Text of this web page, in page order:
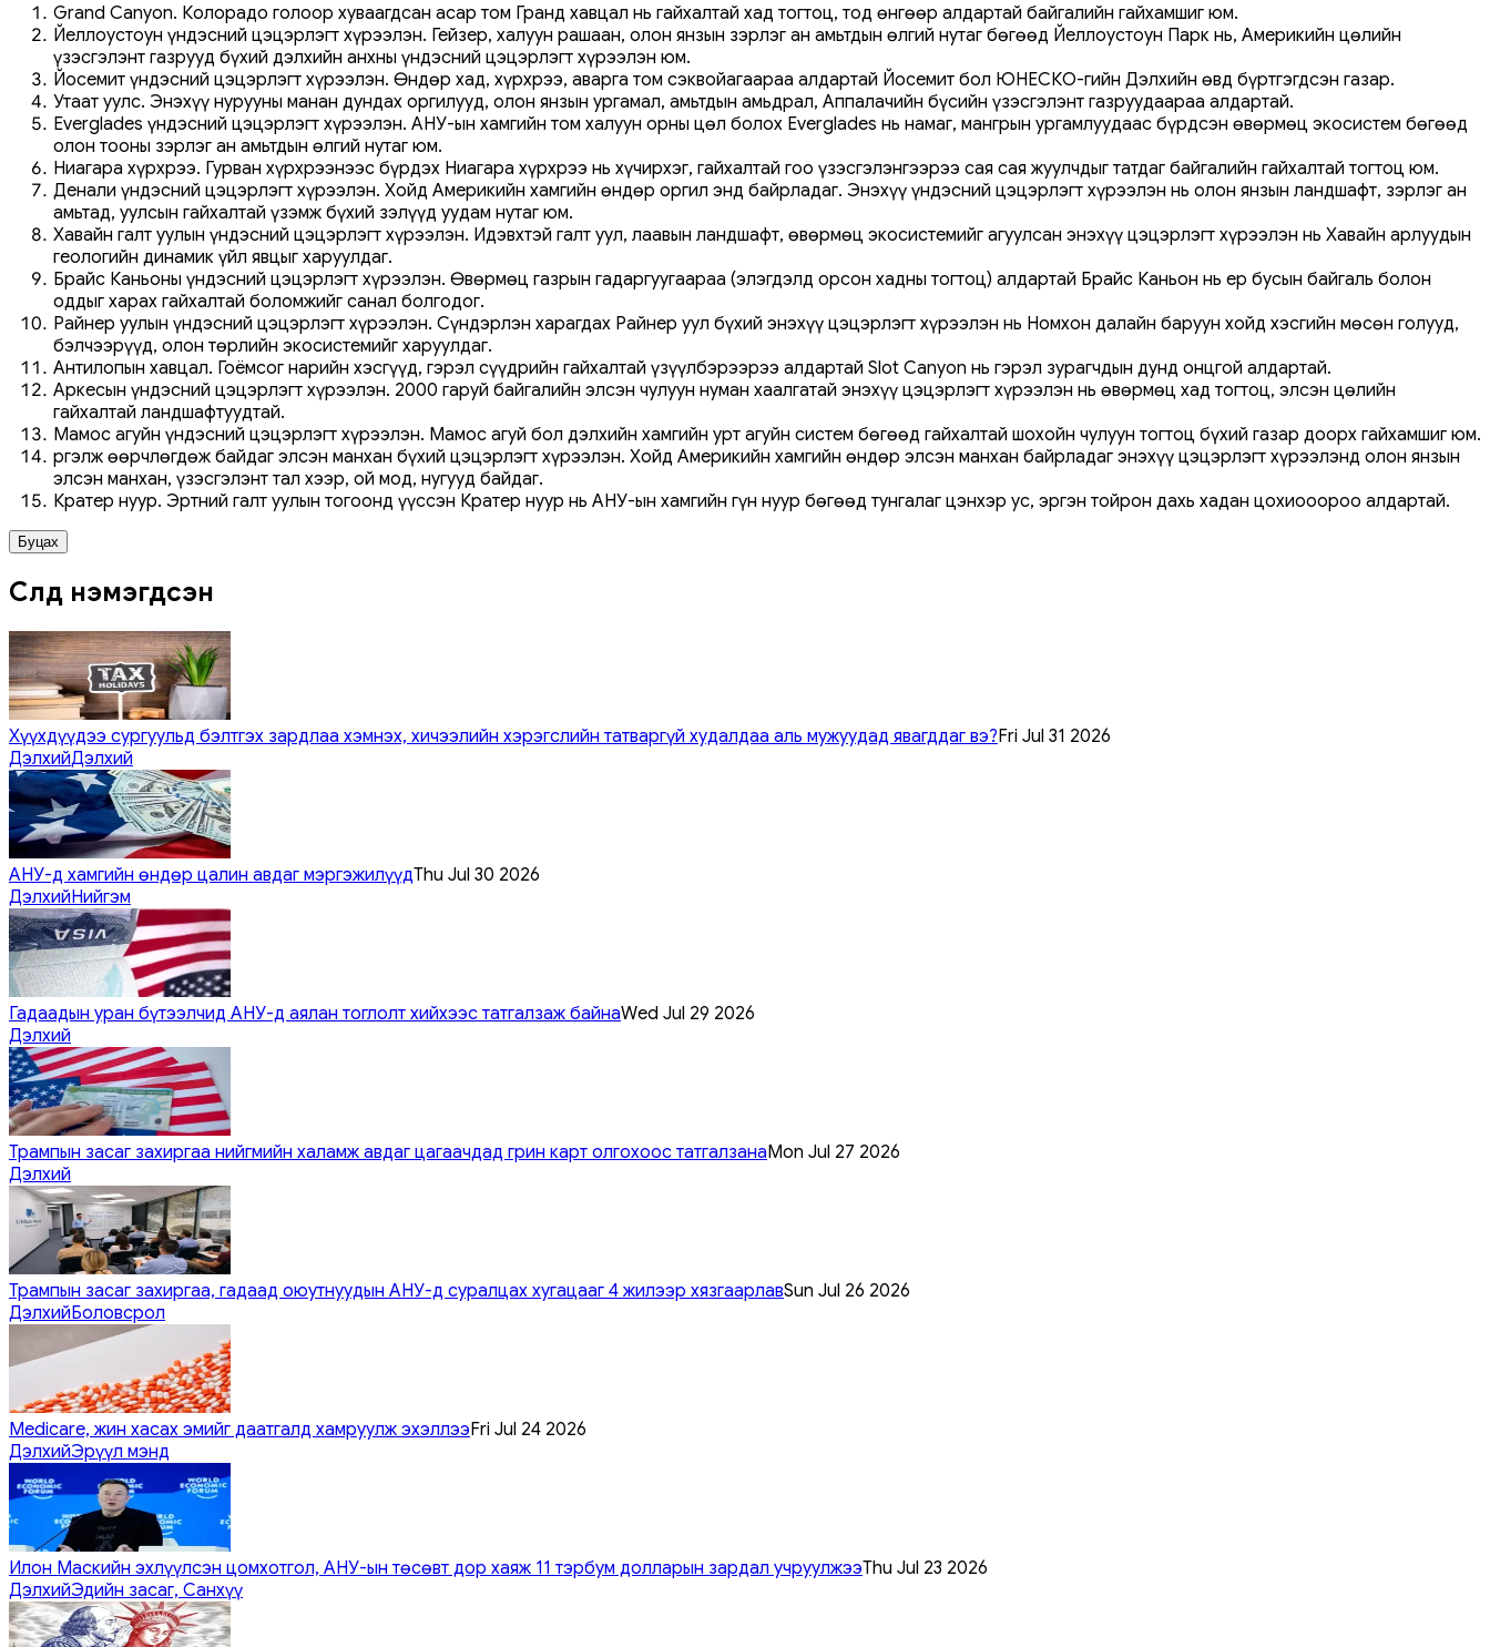
Grand Canyon. Колорадо голоор хуваагдсан асар том Гранд хавцал нь гайхалтай хад тогтоц, тод өнгөөр ​​алдартай байгалийн гайхамшиг юм.
Йеллоустоун үндэсний цэцэрлэгт хүрээлэн. Гейзер, халуун рашаан, олон янзын зэрлэг ан амьтдын өлгий нутаг бөгөөд Йеллоустоун Парк нь, Америкийн цөлийн
үзэсгэлэнт газрууд бүхий дэлхийн анхны үндэсний цэцэрлэгт хүрээлэн юм.
Йосемит үндэсний цэцэрлэгт хүрээлэн. Өндөр хад, хүрхрээ, аварга том сэквойагаараа алдартай Йосемит бол ЮНЕСКО-гийн Дэлхийн өвд бүртгэгдсэн газар.
Утаат уулс. Энэхүү нурууны манан дундах оргилууд, олон янзын ургамал, амьтдын амьдрал, Аппалачийн бүсийн үзэсгэлэнт газруудаараа алдартай.
Everglades үндэсний цэцэрлэгт хүрээлэн. АНУ-ын хамгийн том халуун орны цөл болох Everglades нь намаг, мангрын ургамлуудаас бүрдсэн өвөрмөц экосистем бөгөөд
олон тооны зэрлэг ан амьтдын өлгий нутаг юм.
Ниагара хүрхрээ. Гурван хүрхрээнээс бүрдэх Ниагара хүрхрээ нь хүчирхэг, гайхалтай гоо үзэсгэлэнгээрээ сая сая жуулчдыг татдаг байгалийн гайхалтай тогтоц юм.
Денали үндэсний цэцэрлэгт хүрээлэн. Хойд Америкийн хамгийн өндөр оргил энд байрладаг. Энэхүү үндэсний цэцэрлэгт хүрээлэн нь олон янзын ландшафт, зэрлэг ан
амьтад, уулсын гайхалтай үзэмж бүхий зэлүүд уудам нутаг юм.
Хавайн галт уулын үндэсний цэцэрлэгт хүрээлэн. Идэвхтэй галт уул, лаавын ландшафт, өвөрмөц экосистемийг агуулсан энэхүү цэцэрлэгт хүрээлэн нь Хавайн арлуудын
геологийн динамик үйл явцыг харуулдаг.
Брайс Каньоны үндэсний цэцэрлэгт хүрээлэн. Өвөрмөц газрын гадаргуугаараа (элэгдэлд орсон хадны тогтоц) алдартай Брайс Каньон нь ер бусын байгаль болон
оддыг харах гайхалтай боломжийг санал болгодог.
Райнер уулын үндэсний цэцэрлэгт хүрээлэн. Сүндэрлэн харагдах Райнер уул бүхий энэхүү цэцэрлэгт хүрээлэн нь Номхон далайн баруун хойд хэсгийн мөсөн голууд,
бэлчээрүүд, олон төрлийн экосистемийг харуулдаг.
Антилопын хавцал. Гоёмсог нарийн хэсгүүд, гэрэл сүүдрийн гайхалтай үзүүлбэрээрээ алдартай Slot Canyon нь гэрэл зурагчдын дунд онцгой алдартай.
Аркесын үндэсний цэцэрлэгт хүрээлэн. 2000 гаруй байгалийн элсэн чулуун нуман хаалгатай энэхүү цэцэрлэгт хүрээлэн нь өвөрмөц хад тогтоц, элсэн цөлийн
гайхалтай ландшафтуудтай.
Мамос агуйн үндэсний цэцэрлэгт хүрээлэн. Мамос агуй бол дэлхийн хамгийн урт агуйн систем бөгөөд гайхалтай шохойн чулуун тогтоц бүхий газар доорх гайхамшиг юм.
Үргэлж өөрчлөгдөж байдаг элсэн манхан бүхий цэцэрлэгт хүрээлэн. Хойд Америкийн хамгийн өндөр элсэн манхан байрладаг энэхүү цэцэрлэгт хүрээлэнд олон янзын
элсэн манхан, үзэсгэлэнт тал хээр, ой мод, нугууд байдаг.
Кратер нуур. Эртний галт уулын тогоонд үүссэн Кратер нуур нь АНУ-ын хамгийн гүн нуур бөгөөд тунгалаг цэнхэр ус, эргэн тойрон дахь хадан цохиооороо алдартай.
Буцах
Сүүлд нэмэгдсэн
Хүүхдүүдээ сургуульд бэлтгэх зардлаа хэмнэх, хичээлийн хэрэгслийн татваргүй худалдаа аль мужуудад явагддаг вэ?Fri Jul 31 2026
ДэлхийДэлхий
АНУ-д хамгийн өндөр цалин авдаг мэргэжилүүдThu Jul 30 2026
ДэлхийНийгэм
Гадаадын уран бүтээлчид АНУ-д аялан тоглолт хийхээс татгалзаж байнаWed Jul 29 2026
Дэлхий
Трампын засаг захиргаа нийгмийн халамж авдаг цагаачдад грин карт олгохоос татгалзанаMon Jul 27 2026
Дэлхий
Трампын засаг захиргаа, гадаад оюутнуудын АНУ-д суралцах хугацааг 4 жилээр хязгаарлавSun Jul 26 2026
ДэлхийБоловсрол
Medicare, жин хасах эмийг даатгалд хамруулж эхэллээFri Jul 24 2026
ДэлхийЭрүүл мэнд
Илон Маскийн эхлүүлсэн цомхотгол, АНУ-ын төсөвт дор хаяж 11 тэрбум долларын зардал учруулжээThu Jul 23 2026
ДэлхийЭдийн засаг, Санхүү